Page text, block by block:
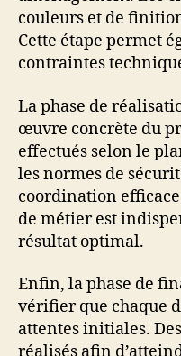
couleurs et de
Cette étape permet
contraintes
La phase de
œuvre concrète du
effectués selon le
les normes de
coordination
de métier est
résultat optimal.
Enfin, la phase de
vérifier que chaque
attentes initiales.